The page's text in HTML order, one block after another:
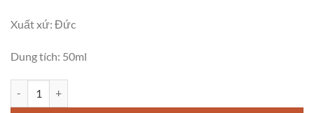
Xuất xứ: Đức
Dung tích: 50ml